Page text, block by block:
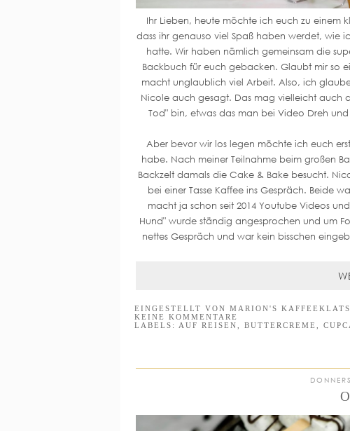
Ihr Lieben, heute möchte ich euch zu einem
dass ihr genauso viel Spaß haben werdet, wie
hatte. Wir haben nämlich gemeinsam die
Backbuch für euch gebacken. Glaubt mir so
macht unglaublich viel Arbeit. Also, ich
Nicole auch gesagt. Das mag vielleicht auch
Tod" bin, etwas das man bei Video Dreh
Aber bevor wir los legen möchte ich euch
habe. Nach meiner Teilnahme beim großen
Backzelt damals die Cake & Bake besucht.
bei einer Tasse Kaffee ins Gespräch. Beide
macht ja schon seit 2014 Youtube Videos
Hund" wurde ständig angesprochen und um
nettes Gespräch und war kein bisschen
EINGESTELLT VON MARION'S
KEINE KOMMENTARE
LABELS: AUF REISEN BUTTERCREME